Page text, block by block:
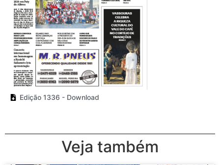
Edição 1336 - Download
Veja também